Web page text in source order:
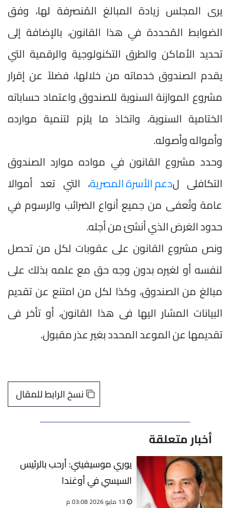
يرى المجلس زيادة المبالغ المُنصرفة لها، وفق
الضوابط المُحددة في هذا القانون، بالإضافة إلى
تحديد الأماكن والطرق التكنولوجية والرقمية التي
يقدم الصندوق خدماته من خلالها، فضلاً عن إقرار
مشروع الموازنة السنوية للصندوق واعتماد حساباته
الختامية السنوية، واتخاذ ما يلزم لتنمية موارده
وأمواله وأصوله.
وحدد مشروع القانون في مواده موارد الصندوق
التكافلى لدعم الأسرة المصرية، التي تعد أموالا
عامة وتُعفى من جميع أنواع الضرائب والرسوم في
حدود الغرض الذي أنشئ من أجله.
ونص مشروع القانون على عقوبات لكل من تحصل
لنفسه أو لغيره بدون وجه حق مع علمه بذلك على
مبالغ من الصندوق، وكذا لكل من امتنع عن تقديم
البيانات المشار اليها فى هذا القانون، أو تأخر فى
تقديمها عن الموعد المحدد بغير عذر مقبول.
نسخ الرابط للمقال
أخبار متعلقة
يوري موسيفيني: أرحب بالرئيس
السيسي في أوغندا
13 مايو 2026 03:08 م